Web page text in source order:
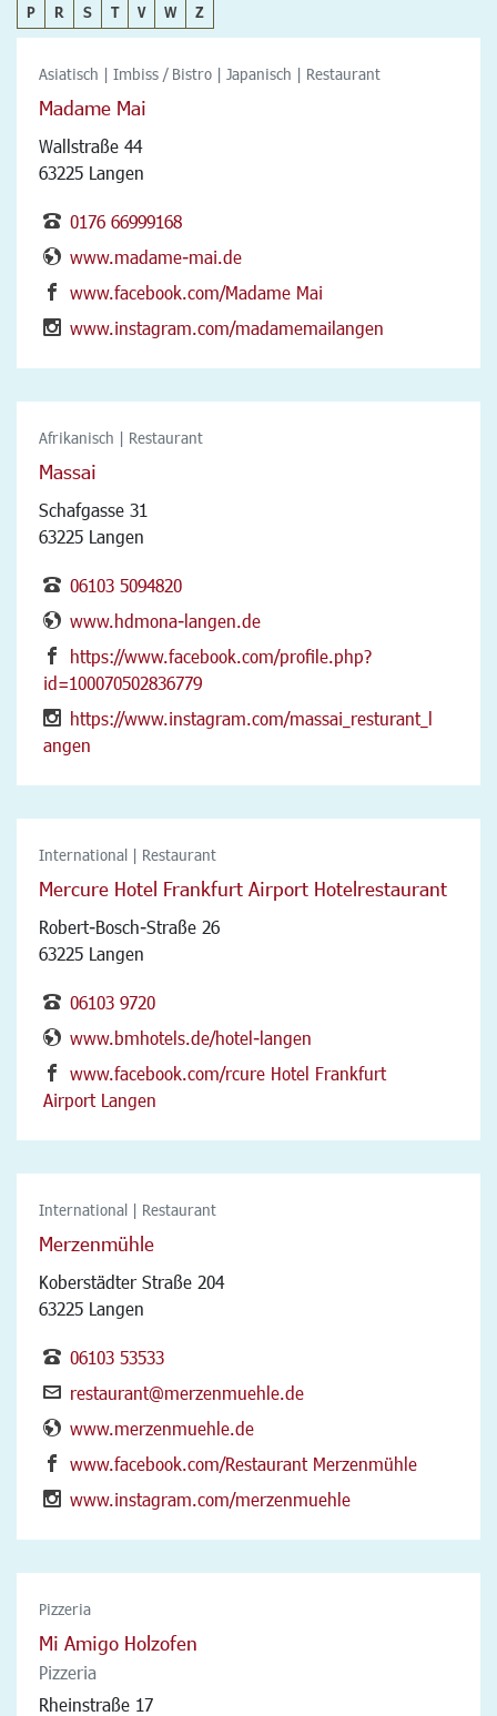
P
R S T V W Z
Asiatisch | Imbiss / Bistro | Japanisch | Restaurant
Madame Mai
Wallstraße 44
63225 Langen
0176 66999168
www.madame-mai.de
www.facebook.com/Madame Mai
www.instagram.com/madamemailangen
Afrikanisch | Restaurant
Massai
Schafgasse 31
63225 Langen
06103 5094820
www.hdmona-langen.de
https://www.facebook.com/profile.php?
id=100070502836779
https://www.instagram.com/massai_resturant_l
angen
International | Restaurant
Mercure Hotel Frankfurt Airport Hotelrestaurant
Robert-Bosch-Straße 26
63225 Langen
06103 9720
www.bmhotels.de/hotel-langen
www.facebook.com/rcure Hotel Frankfurt
Airport Langen
International | Restaurant
Merzenmühle
Koberstädter Straße 204
63225 Langen
06103 53533
restaurant@merzenmuehle.de
www.merzenmuehle.de
www.facebook.com/Restaurant Merzenmühle
www.instagram.com/merzenmuehle
Pizzeria
Mi Amigo Holzofen
Pizzeria
Rheinstraße 17